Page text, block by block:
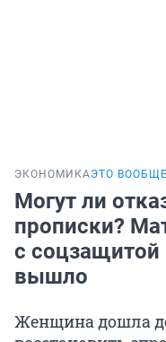
ЭКОНОМИКАЭТО
Могут ли
прописки?
с соцзащитой
вышло
Женщина дошла